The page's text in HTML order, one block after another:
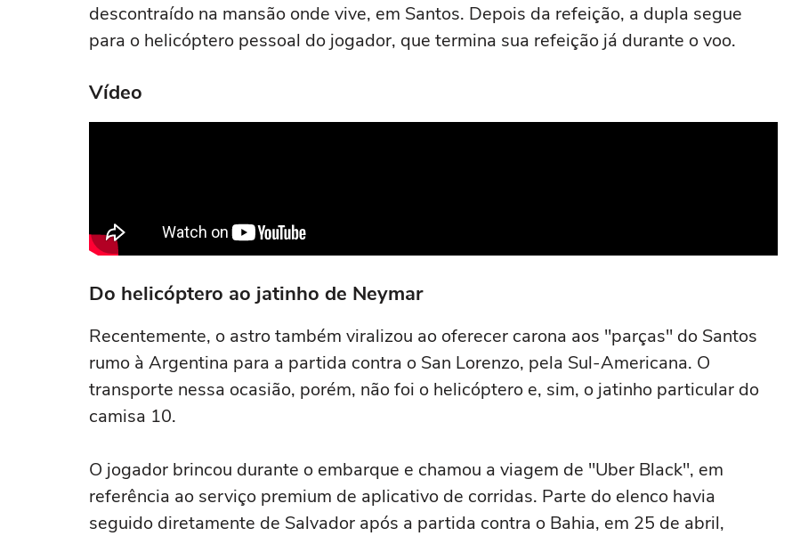
descontraído na mansão onde vive, em Santos. Depois da refeição, a dupla segue
para o helicóptero pessoal do jogador, que termina sua refeição já durante o voo.
Vídeo
Do helicóptero ao jatinho de Neymar
Recentemente, o astro também viralizou ao oferecer carona aos "parças" do Santos
rumo à Argentina para a partida contra o San Lorenzo, pela Sul-Americana. O
transporte nessa ocasião, porém, não foi o helicóptero e, sim, o jatinho particular do
camisa 10.
O jogador brincou durante o embarque e chamou a viagem de "Uber Black", em
referência ao serviço premium de aplicativo de corridas. Parte do elenco havia
seguido diretamente de Salvador após a partida contra o Bahia, em 25 de abril,